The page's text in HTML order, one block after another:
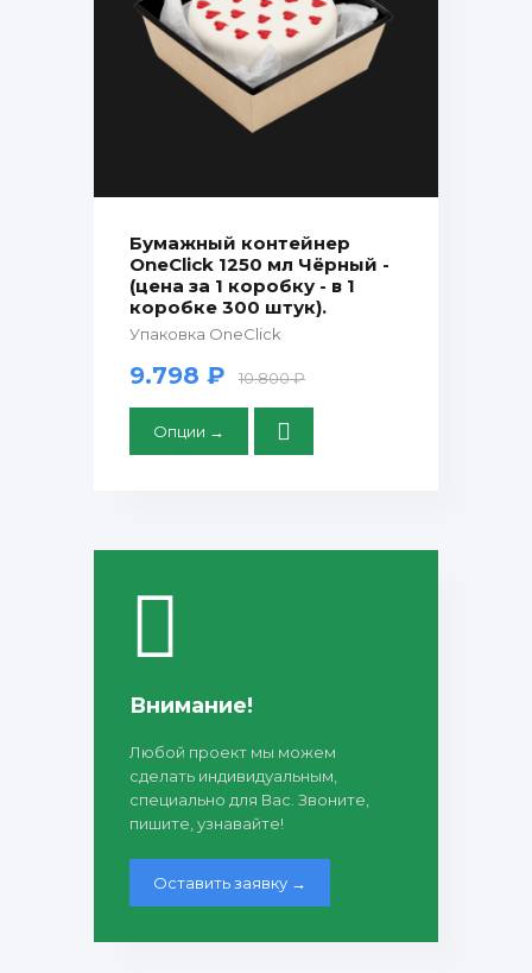
Бумажный контейнер
OneClick 1250 мл Чёрный -
(цена за 1 коробку - в 1
коробке 300 штук).
Упаковка OneClick
9.798 ₽ 10.800 ₽
Опции →
Внимание!
Любой проект мы можем
сделать индивидуальным,
специально для Вас. Звоните,
пишите, узнавайте!
Оставить заявку →